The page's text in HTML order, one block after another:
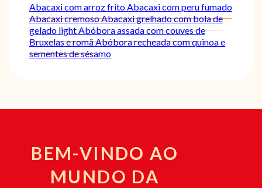
Abacaxi com arroz fritoAbacaxi com peru fumado
Abacaxi cremosoAbacaxi grelhado com bola de
gelado lightAbóbora assada com couves de
Bruxelas e romãAbóbora recheada com quinoa e
sementes de sésamo
BEM-VINDO AO
MUNDO DA